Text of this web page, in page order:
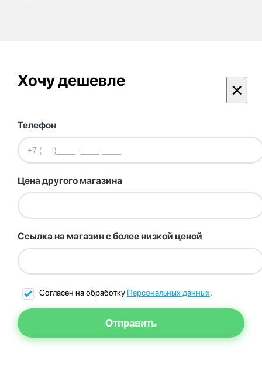
Хочу дешевле ×
Телефон
Цена другого магазина
Ссылка на магазин с более низкой ценой
Согласен на обработку Персональных данных.
Отправить